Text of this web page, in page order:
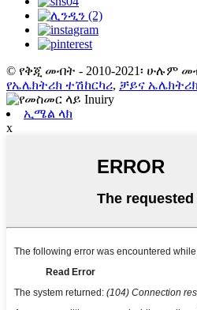
© የቅጂ መብት - 2010-2021፡ ሁሉም
የኤሌክትሪክ ተሽከርካሪ, ቻይና
ኢሜል ላክ
x